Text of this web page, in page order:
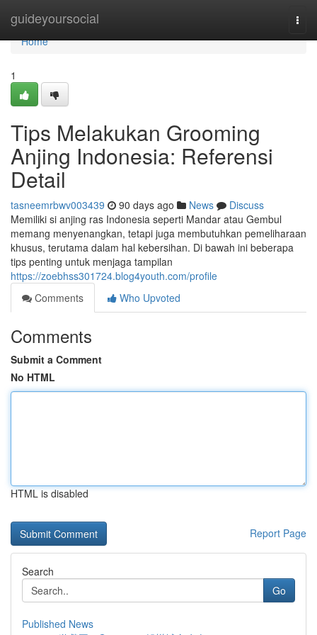
guideyoursocial
Home
Home
1
Tips Melakukan Grooming
Anjing Indonesia: Referensi
Detail
tasneemrbwv003439 90 days ago News
Discuss
Memiliki si anjing ras Indonesia seperti Mandar atau Gembul
memang menyenangkan, tetapi juga membutuhkan pemeliharaan
khusus, terutama dalam hal kebersihan. Di bawah ini beberapa
tips penting untuk menjaga tampilan
https://zoebhss301724.blog4youth.com/profile
Comments
Who Upvoted
Comments
Submit a Comment
No HTML
HTML is disabled
Report Page
Search
Go
Published News